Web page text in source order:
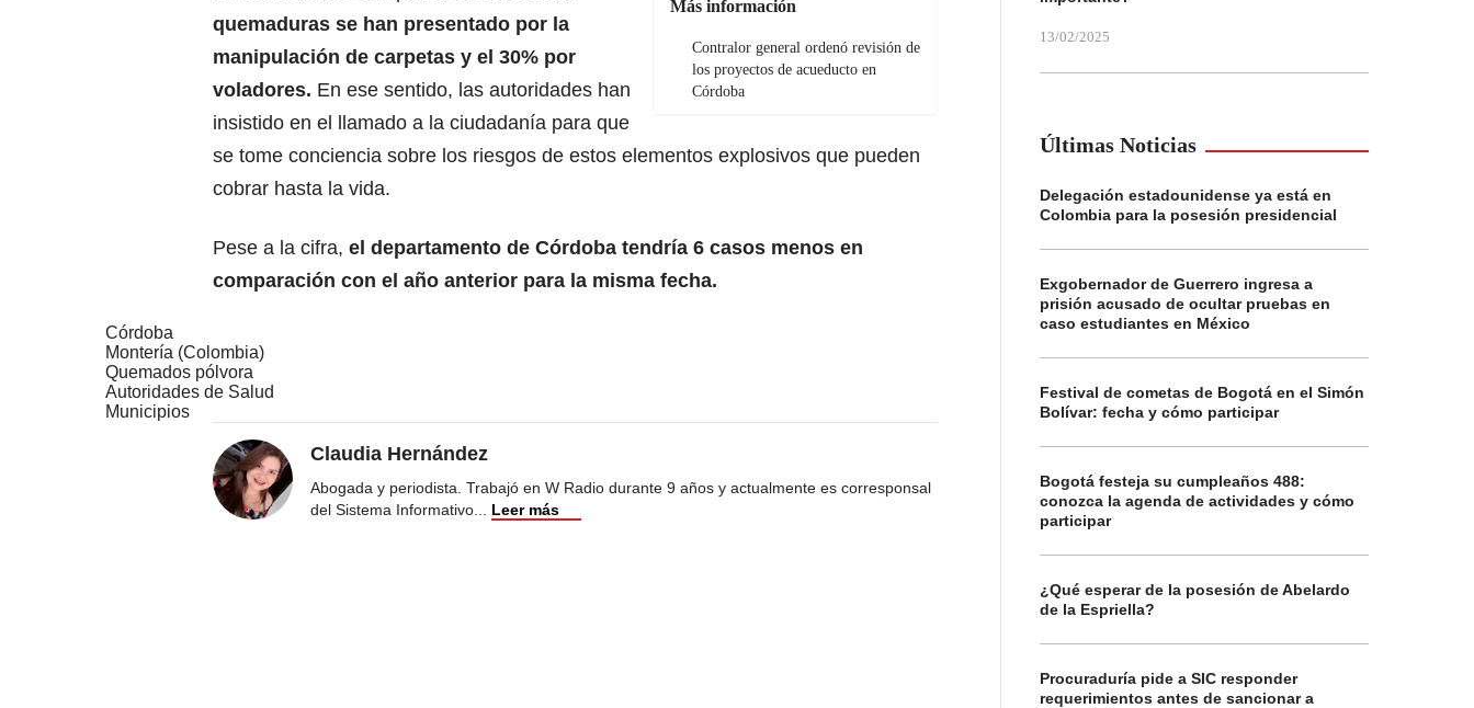
Más información
Contralor general ordenó revisión de
los proyectos de acueducto en
Córdoba
quemaduras se han presentado por la
manipulación de carpetas y el 30% por
voladores. En ese sentido, las autoridades han
insistido en el llamado a la ciudadanía para que
se tome conciencia sobre los riesgos de estos elementos explosivos que pueden
cobrar hasta la vida.
Pese a la cifra, el departamento de Córdoba tendría 6 casos menos en
comparación con el año anterior para la misma fecha.
Córdoba
Montería (Colombia)
Quemados pólvora
Autoridades de Salud
Municipios
Claudia Hernández
Abogada y periodista. Trabajó en W Radio durante 9 años y actualmente es corresponsal
del Sistema Informativo... Leer más
13/02/2025
Últimas Noticias
Delegación estadounidense ya está en
Colombia para la posesión presidencial
Exgobernador de Guerrero ingresa a
prisión acusado de ocultar pruebas en
caso estudiantes en México
Festival de cometas de Bogotá en el Simón
Bolívar: fecha y cómo participar
Bogotá festeja su cumpleaños 488:
conozca la agenda de actividades y cómo
participar
¿Qué esperar de la posesión de Abelardo
de la Espriella?
Procuraduría pide a SIC responder
requerimientos antes de sancionar a